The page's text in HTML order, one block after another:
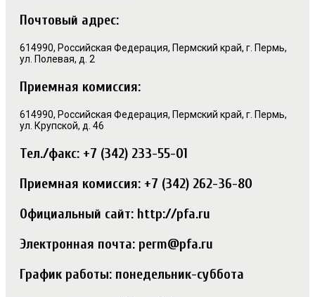
Почтовый адрес:
614990, Российская Федерация, Пермский край, г. Пермь,
ул. Полевая, д. 2
Приемная комиссия:
614990, Российская Федерация, Пермский край, г. Пермь,
ул. Крупской, д. 46
Тел./факс: +7 (342) 233-55-01
Приемная комиссия: +7 (342) 262-36-80
Официальный сайт: http://pfa.ru
Электронная почта: perm@pfa.ru
График работы: понедельник-суббота